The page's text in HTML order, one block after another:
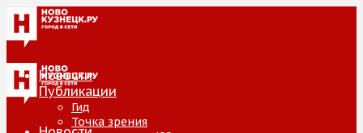
Новости
Публикации
Гид
Точка зрения